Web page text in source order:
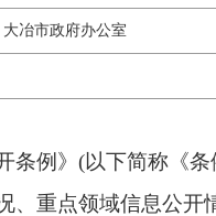
大冶市政府办公室
例》(以下简称《
、重点领域信息公